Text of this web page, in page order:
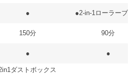
● ●2-in-1ローラーブラ
150分 90分
● ●
ダストボックス